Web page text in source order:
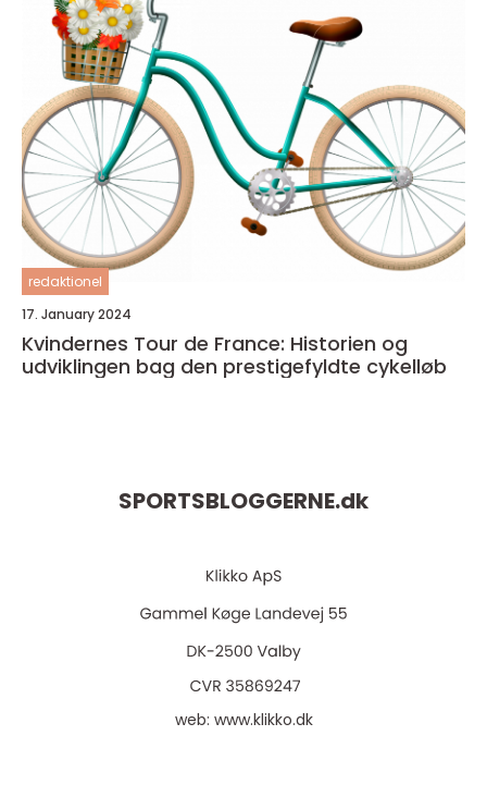
redaktionel
17. January 2024
Kvindernes Tour de France: Historien og
udviklingen bag den prestigefyldte cykelløb
SPORTSBLOGGERNE.dk
web: www.klikko.dk